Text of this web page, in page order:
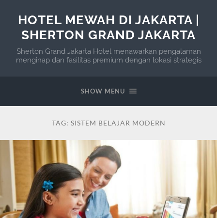
HOTEL MEWAH DI JAKARTA |
SHERTON GRAND JAKARTA
Sherton Grand Jakarta Hotel menawarkan pengalaman
menginap dan fasilitas premium dengan lokasi strategis
SHOW MENU
TAG: SISTEM BELAJAR MODERN